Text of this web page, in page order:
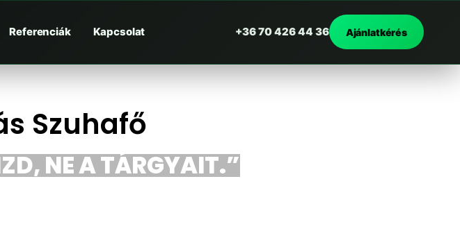
Referenciák Kapcsolat +36 70 426 44 36 Ajánlatkérés
Szuhafő
NE A TÁRGYAIT.”